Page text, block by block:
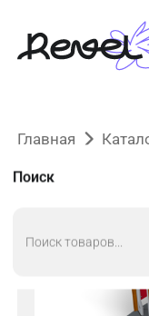
Поиск
Главная